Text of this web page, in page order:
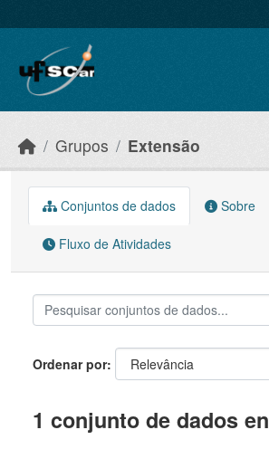
Grupos Extensão
Conjuntos de dados Sobre
Fluxo de Atividades
Ordenar por
1 conjunto de dados